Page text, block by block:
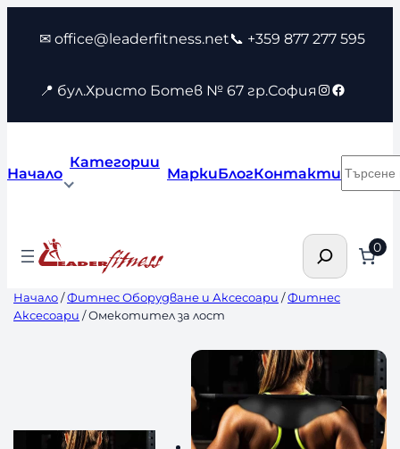
съдържанието
✉ office@leaderfitness.net📞 +359 877 277 595
📍 бул.Христо Ботев № 67 гр.София Instagram
Facebook
Начало
Категории
МаркиБлогКонтакти
Търсене 0
Начало/Фитнес Оборудване и Аксесоари /Фитнес
Аксесоари / Омекотител за лост